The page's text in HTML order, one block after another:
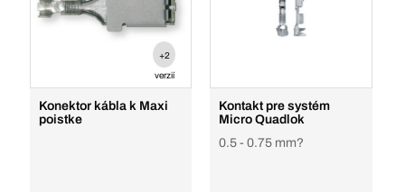
+2
verzií
Konektor kábla k Maxi
poistke
Kontakt pre systém
Micro Quadlok
0.5 - 0.75 mm?